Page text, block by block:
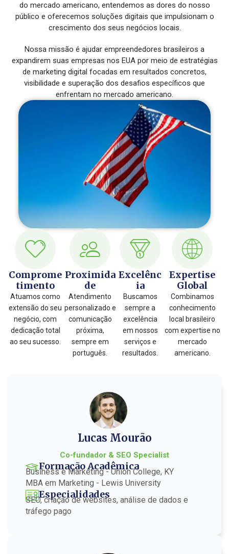
do mercado americano, entendemos as dores do nosso
público e oferecemos soluções digitais que impulsionam o
crescimento dos seus negócios locais.
Nossa missão é ajudar empreendedores brasileiros a
expandirem suas empresas nos EUA por meio de estratégias
de marketing digital focadas em resultados concretos,
visibilidade e superação dos desafios específicos que
enfrentam no mercado americano.
Comprome
timento
Atuamos como
extensão do seu
negócio, com
dedicação total
ao seu sucesso.
Proximida
de
Atendimento
personalizado e
comunicação
próxima,
sempre em
português.
Excelênc
ia
Buscamos
sempre a
excelência
em nossos
serviços e
resultados.
Expertise
Global
Combinamos
conhecimento
local brasileiro
com expertise no
mercado
americano.
Lucas Mourão
Co-fundador & SEO Specialist
Formação Acadêmica
Business e Marketing - Union College, KY
MBA em Marketing - Lewis University
Especialidades
SEO, criação de websites, análise de dados e
tráfego pago